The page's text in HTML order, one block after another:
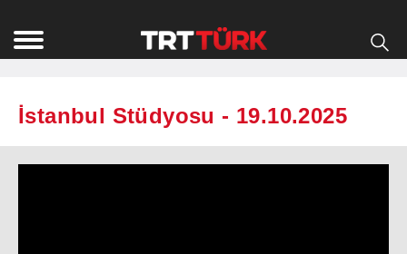
İstanbul Stüdyosu - 19.10.2025